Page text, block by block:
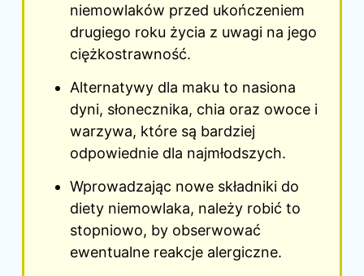
niemowlaków przed ukończeniem
drugiego roku życia z uwagi na jego
ciężkostrawność.
Alternatywy dla maku to nasiona
dyni, słonecznika, chia oraz owoce i
warzywa, które są bardziej
odpowiednie dla najmłodszych.
Wprowadzając nowe składniki do
diety niemowlaka, należy robić to
stopniowo, by obserwować
ewentualne reakcje alergiczne.